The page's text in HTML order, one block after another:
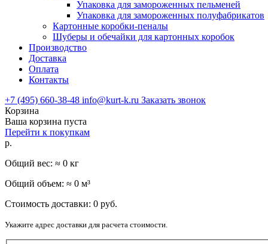
Упаковка для замороженных пельменей
Упаковка для замороженных полуфабрикатов
Картонные коробки-пеналы
Шуберы и обечайки для картонных коробок
Производство
Доставка
Оплата
Контакты
+7 (495) 660-38-48 info@kurt-k.ru Заказать звонок
Корзина
Ваша корзина пуста
Перейти к покупкам
р.
Общий вес: ≈ 0 кг
Общий объем: ≈ 0 м³
Стоимость доставки: 0 руб.
Укажите адрес доставки для расчета стоимости.